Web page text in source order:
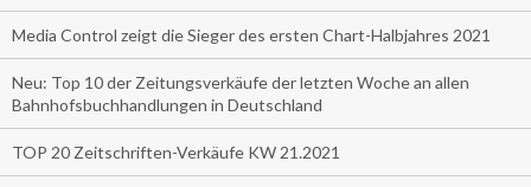
Media Control zeigt die Sieger des ersten Chart-Halbjahres 2021
Neu: Top 10 der Zeitungsverkäufe der letzten Woche an allen
Bahnhofsbuchhandlungen in Deutschland
TOP 20 Zeitschriften-Verkäufe KW 21.2021